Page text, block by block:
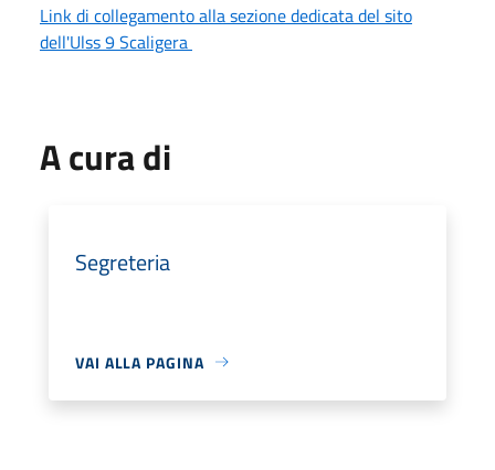
Link di collegamento alla sezione dedicata del sito
dell'Ulss 9 Scaligera
A cura di
Segreteria
VAI ALLA PAGINA